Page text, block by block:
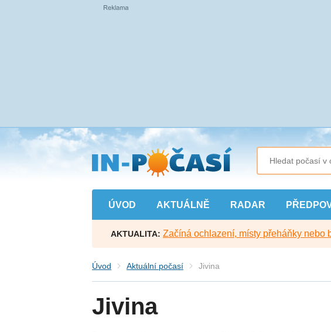
Přejít
na
hlavní
obsah
ÚVOD AKTUÁLNĚ RADAR
AKTUALITA: Začíná ochlazení, místy přeháňky nebo
Úvod Aktuální počasí Jivina
Jivina